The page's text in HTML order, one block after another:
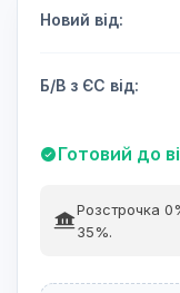
Новий від:
Б/В з ЄС від:
Готовий до
Розстрочка
35%.